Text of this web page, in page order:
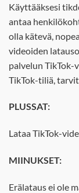
Käyttääksesi
antaa
olla kätevä,
videoiden
palvelun TikTok-
TikTok-tiliä,
PLUSSAT:
Lataa TikTok-
MIINUKSET:
Erälataus ei ole